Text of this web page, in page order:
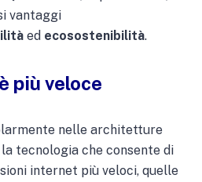
vantaggi
ed ecosostenibilità.
più veloce
nelle architetture
tecnologia che consente di
internet più veloci, quelle